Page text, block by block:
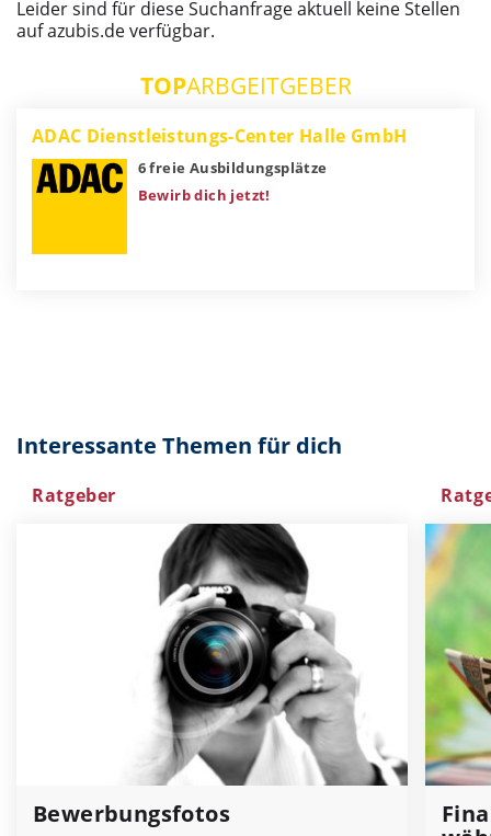
Leider sind für diese Suchanfrage aktuell keine Stellen
auf azubis.de verfügbar.
TOPARBGEITGEBER
ADAC Dienstleistungs-Center Halle GmbH
6 freie Ausbildungsplätze
Bewirb dich jetzt!
Interessante Themen für dich
Ratgeber
Bewerbungsfotos